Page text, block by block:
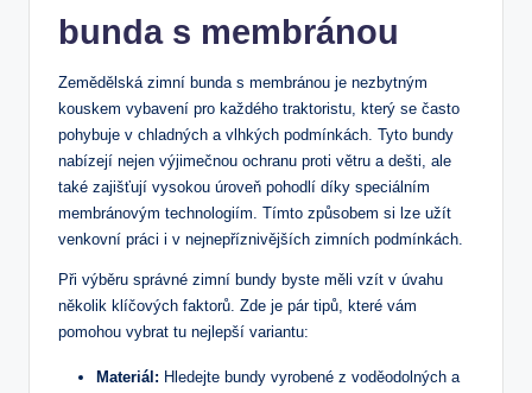
bunda s membránou
Zemědělská zimní bunda s membránou je nezbytným
kouskem vybavení pro každého traktoristu, který se často
pohybuje v chladných a vlhkých podmínkách. Tyto bundy
nabízejí nejen výjimečnou ochranu proti větru a dešti, ale
také zajišťují vysokou úroveň pohodlí díky speciálním
membránovým technologiím. Tímto způsobem si lze užít
venkovní práci i v nejnepříznivějších zimních podmínkách.
Při výběru správné zimní bundy byste měli vzít v úvahu
několik klíčových faktorů. Zde je pár tipů, které vám
pomohou vybrat tu nejlepší variantu:
Materiál: Hledejte bundy vyrobené z voděodolných a